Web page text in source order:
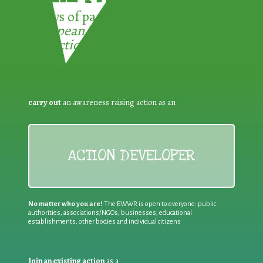
3 ways of participating in the
European Week for Waste
Reduction:
carry out an awareness raising action as an
ACTION DEVELOPER
No matter who you are! The EWWR is open to everyone: public
authorities, associations/NGOs, businesses, educational
establishments, other bodies and individual citizens